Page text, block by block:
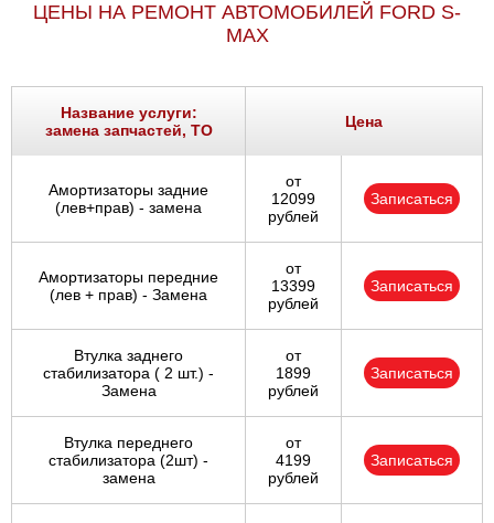
ЦЕНЫ НА РЕМОНТ АВТОМОБИЛЕЙ FORD S-
MAX
Название услуги:
замена запчастей, ТО
Цена
Амортизаторы задние
(лев+прав) - замена
от
12099
рублей
Записаться
Амортизаторы передние
(лев + прав) - Замена
от
13399
рублей
Записаться
Втулка заднего
стабилизатора ( 2 шт.) -
Замена
от
1899
рублей
Записаться
Втулка переднего
стабилизатора (2шт) -
замена
от
4199
рублей
Записаться